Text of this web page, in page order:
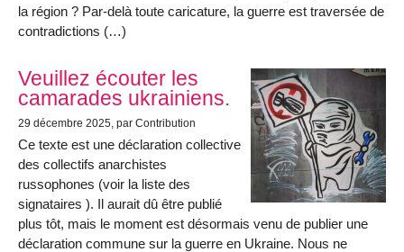
la région ? Par-delà toute caricature, la guerre est traversée de
contradictions (…)
Veuillez écouter les
camarades ukrainiens.
29 décembre 2025 , par Contribution
Ce texte est une déclaration collective
des collectifs anarchistes
russophones (voir la liste des
signataires ). Il aurait dû être publié
plus tôt, mais le moment est désormais venu de publier une
déclaration commune sur la guerre en Ukraine. Nous ne